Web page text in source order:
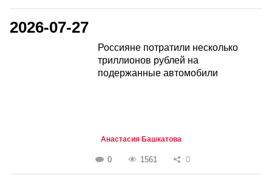
2026-07-27
Россияне потратили несколько
триллионов рублей на
подержанные автомобили
Анастасия Башкатова
0 1561 0